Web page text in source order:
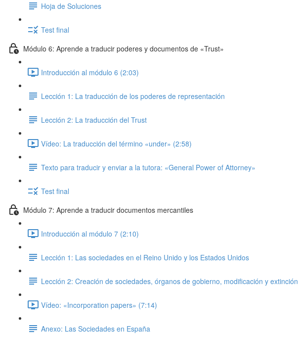
Hoja de Soluciones
Test final
Módulo 6: Aprende a traducir poderes y documentos de «Trust»
Introducción al módulo 6 (2:03)
Lección 1: La traducción de los poderes de representación
Lección 2: La traducción del Trust
Vídeo: La traducción del término «under» (2:58)
Texto para traducir y enviar a la tutora: «General Power of Attorney»
Test final
Módulo 7: Aprende a traducir documentos mercantiles
Introducción al módulo 7 (2:10)
Lección 1: Las sociedades en el Reino Unido y los Estados Unidos
Lección 2: Creación de sociedades, órganos de gobierno, modificación y extinción
Vídeo: «Incorporation papers» (7:14)
Anexo: Las Sociedades en España